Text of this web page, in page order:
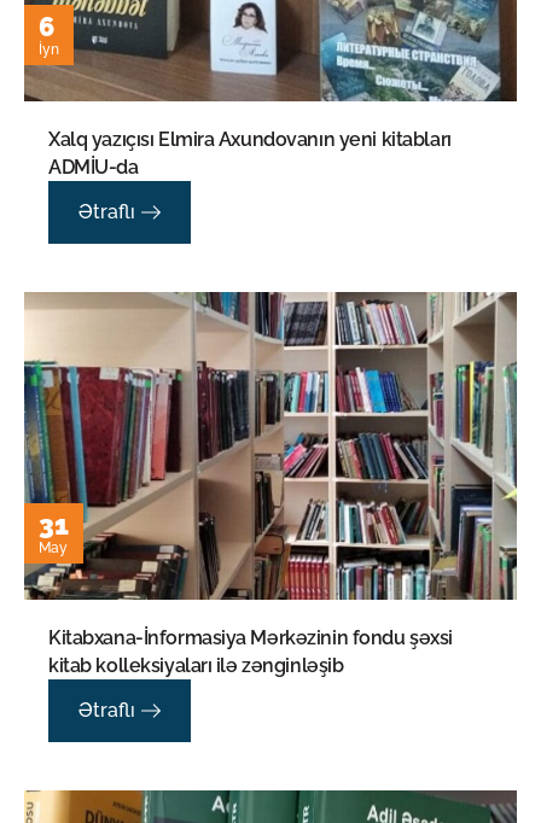
6
İyn
Xalq yazıçısı Elmira Axundovanın yeni kitabları
ADMİU-da
Ətraflı
31
May
Kitabxana-İnformasiya Mərkəzinin fondu şəxsi
kitab kolleksiyaları ilə zənginləşib
Ətraflı